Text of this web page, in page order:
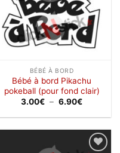
BÉBÉ À BORD
Bébé à bord Pikachu
pokeball (pour fond clair)
3.00€ – 6.90€Plage
prix :
à
6.90€